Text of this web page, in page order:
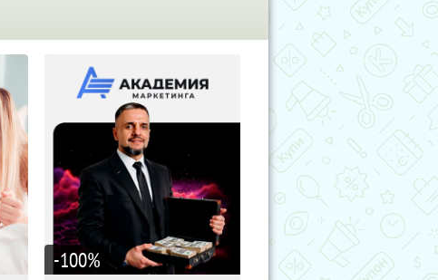
-100%